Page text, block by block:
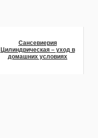
Сансевиерия
Цилиндрическая – уход в
домашних условиях